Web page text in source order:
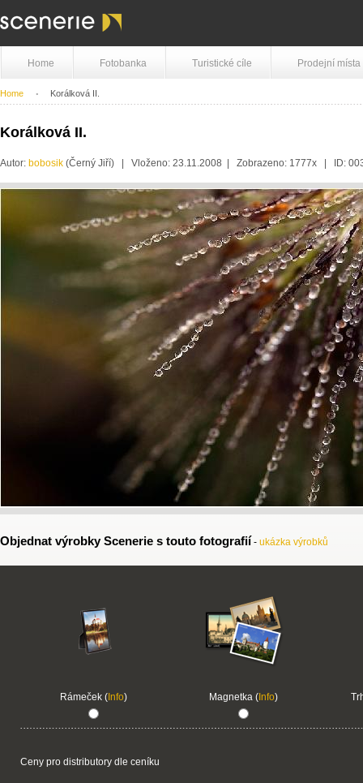
Home Fotobanka Turistické cíle Prodejní místa
Home Korálková II.
Korálková II.
Autor: bobosik (Černý Jiří) | Vloženo: 23.11.2008 | Zobrazeno: 1777x | ID:
Objednat výrobky Scenerie s touto fotografií - ukázka výrobků
Rámeček (Info) Magnetka (Info)
Ceny pro distributory dle ceníku